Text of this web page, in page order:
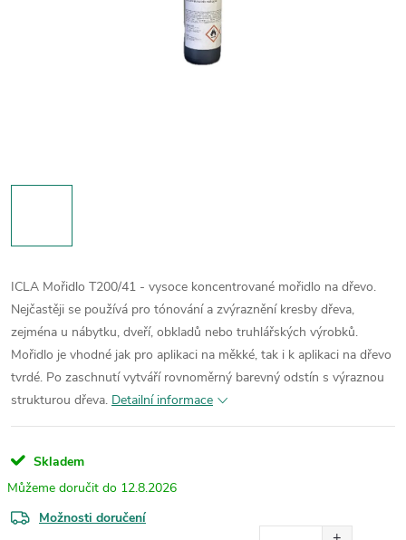
ICLA Mořidlo T200/41 - vysoce koncentrované mořidlo na dřevo.
Nejčastěji se používá pro tónování a zvýraznění kresby dřeva,
zejména u nábytku, dveří, obkladů nebo truhlářských výrobků.
Mořidlo je vhodné jak pro aplikaci na měkké, tak i k aplikaci na dřevo
tvrdé. Po zaschnutí vytváří rovnoměrný barevný odstín s výraznou
strukturou dřeva. Detailní informace
Skladem
12.8.2026
Možnosti doručení